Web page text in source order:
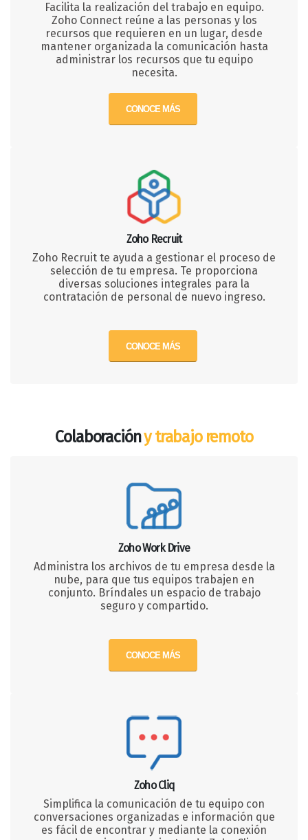
Facilita la realización del trabajo en equipo.
Zoho Connect reúne a las personas y los
recursos que requieren en un lugar, desde
mantener organizada la comunicación hasta
administrar los recursos que tu equipo
necesita.
CONOCE MÁS
Zoho Recruit
Zoho Recruit te ayuda a gestionar el proceso de
selección de tu empresa. Te proporciona
diversas soluciones integrales para la
contratación de personal de nuevo ingreso.
CONOCE MÁS
Colaboracióny trabajo remoto
Zoho Work Drive
Administra los archivos de tu empresa desde la
nube, para que tus equipos trabajen en
conjunto. Bríndales un espacio de trabajo
seguro y compartido.
CONOCE MÁS
Zoho Cliq
Simplifica la comunicación de tu equipo con
conversaciones organizadas e información que
es fácil de encontrar y mediante la conexión